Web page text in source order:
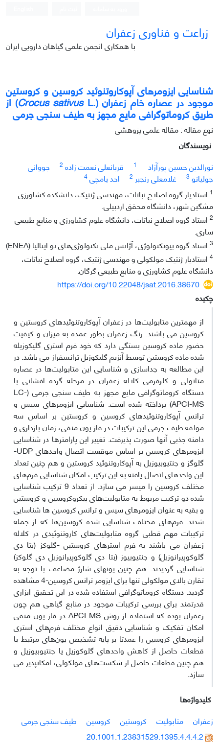
زراعت و فناوری زعفران
با همکاری انجمن علمی گیاهان دارویی ایران
شناسایی ایزومرهای آپوکاروتنوئید کروسین و کروستین
موجود در عصاره خام زعفران (. Crocus sativusL) از
طریق کروماتوگرافی مایع مجهز به طیف سنجی جرمی
نوع مقاله : مقاله علمی پژوهشی
نویسندگان
نورالدین حسین پورآزاد
1 قربانعلی نعمت زاده 2
جووانی
جولیانو 3 غلامعلی رنجبر 2 احد یامچی4
1 استادیار گروه اصلاح نباتات، مهندسی ژنتیک، دانشکده کشاورزی
مشگین شهر، دانشگاه محقق اردبیلی.
2 استاد گروه اصلاح نباتات، دانشگاه علوم کشاورزی و منابع طبیعی
ساری.
3 استاد گروه بیوتکنولوژی، آژانس ملی تکنولوژی‌های نو ایتالیا (ENEA)
4 استادیار ژنتیک مولکولی و مهندسی ژنتیک، گروه اصلاح نباتات،
دانشگاه علوم کشاورزی و منابع طبیعی گرگان.
https://doi.org/10.22048/jsat.2016.38670
چکیده
از مهمترین متابولیت‌ها در زعفران آپوکاروتنوئیدهای کروستین و
کروسین می باشند. رنگ زعفران بطور عمده به میزان و کیفیت
حضور ماده کروسین بستگی دارد که خود فرم استری گلیکوزیله
شده ماده کروستین توسط آنزیم گلیکوزیل ترانسفراز می باشد. در
این مطالعه به جداسازی و شناسایی این متابولیت‌ها در عصاره
متانولی و کلرفرمی کلاله زعفران در مرحله گرده افشانی با
دستگاه کروماتوگرافی مایع مجهز به طیف سنجی‌ جرمی (LC-
APCI-MS) پرداخته شده است. شناسایی ایزومرهای سیس و
ترانس آپوکاروتنوئیدهای کروسین و کروستین بر اساس سه
مولفه طیف جرمی این ترکیبات در فاز یون منفی، زمان بازداری و
دامنه جذبی آنها صورت پذیرفت. تغییر این پارامترها در شناسایی
ایزومرهای کروسین بر اساس موقعیت اتصال واحدهای UDP-‌
گلوگز و جنتیوبیوزیل به آپوکاروتنوئید کروستین و هم چنین تعداد
این واحدهای اتصال یافته به این ترکیب امکان شناسایی فرم‌های
مختلف کروسین را میسر می سازد. از تعداد 9 ترکیب شناسایی
شده دو ترکیب مربوط به متابولیت‌های پیکروکروسین و کروستین
و بقیه به عنوان ایزومرهای سیس و ترانس کروسین ها شناسایی
شدند. فرم‌های مختلف شناسایی شده کروسین‌ها که از جمله
ترکیبات مهم قطبی گروه متابولیت‌های کاروتنوئیدی در کلاله
زعفران می باشند به فرم استرهای کروستین -گلوکز (بتا دی
گلوکوپیرانوزیل) و جنتیوبیوز (بتا دی گلوکوپیرانوزیل دی گلوکز)
شناسایی گردیدند. هم چنین یونهای شارژ مضاعف با توجه به
تقارن بالای مولکولی تنها برای ایزومر ترانس کروسین-4 مشاهده
گردید. دستگاه کروماتوگرافی استفاده شده در این تحقیق ابزاری
قدرتمند برای بررسی ترکیبات موجود در منابع گیاهی هم چون
زعفران بوده که استفاده از روش APCI-MS در فاز یون منفی
امکان تفکیک و شناسایی دقیق انواع مختلف فرم‌های استری
ایزومرهای کروسین را عمدتا بر پایه تشخیص یون‌های مرتبط با
قطعات حاصل از کاهش واحدهای گلوکوزیل یا جنتیوبیوزیل و
هم چنین قطعات حاصل از شکست‌های مولکولی، امکانپذیر می
سازد.
کلیدواژه‌ها
زعفران
متابولیت کروستین کروسین
طیف سنجی جرمی
20.1001.1.23831529.1395.4.4.4.2